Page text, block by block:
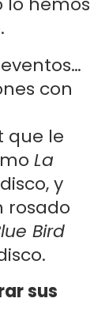
con
que le
La
y
rosado
Bird
sus